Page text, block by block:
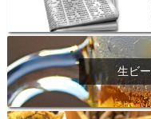
生ビ